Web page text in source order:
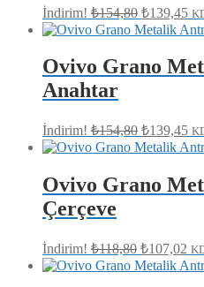
İndirim! ₺154,80 Orijinal
fiyat:
₺139,45 Şu
Ovivo Grano
Anahtar
İndirim! ₺154,80 Orijinal
fiyat:
₺139,45 Şu
Ovivo Grano
Çerçeve
İndirim! ₺118,80 Orijinal
fiyat:
₺107,02 Şu